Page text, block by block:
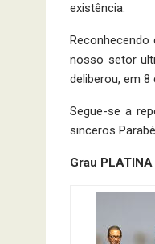
existência.
nosso setor
deliberou, em
Segue-se a
sinceros
Grau